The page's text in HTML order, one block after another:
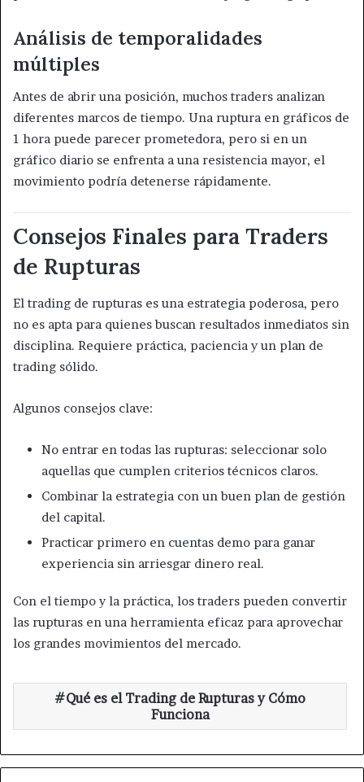
Análisis de temporalidades
múltiples
Antes de abrir una posición, muchos traders analizan
diferentes marcos de tiempo. Una ruptura en gráficos de
1 hora puede parecer prometedora, pero si en un
gráfico diario se enfrenta a una resistencia mayor, el
movimiento podría detenerse rápidamente.
Consejos Finales para Traders
de Rupturas
El trading de rupturas es una estrategia poderosa, pero
no es apta para quienes buscan resultados inmediatos sin
disciplina. Requiere práctica, paciencia y un plan de
trading sólido.
Algunos consejos clave:
No entrar en todas las rupturas: seleccionar solo
aquellas que cumplen criterios técnicos claros.
Combinar la estrategia con un buen plan de gestión
del capital.
Practicar primero en cuentas demo para ganar
experiencia sin arriesgar dinero real.
Con el tiempo y la práctica, los traders pueden convertir
las rupturas en una herramienta eficaz para aprovechar
los grandes movimientos del mercado.
Qué es el Trading de Rupturas y Cómo
Funciona